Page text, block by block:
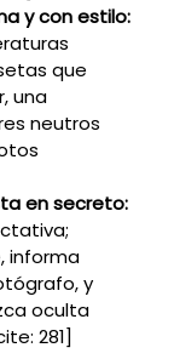
y con estilo:
que
una
neutros
en secreto:
informa
y
oculta
281]